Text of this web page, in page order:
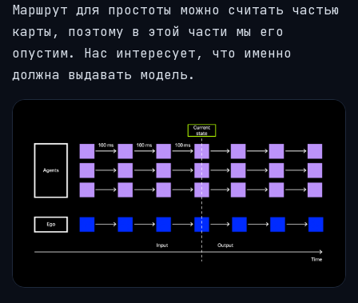
Маршрут для простоты можно считать частью
карты, поэтому в этой части мы его
опустим. Нас интересует, что именно
должна выдавать модель.